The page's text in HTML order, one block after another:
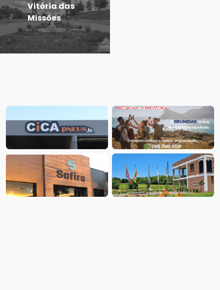
Vitória das
Missões